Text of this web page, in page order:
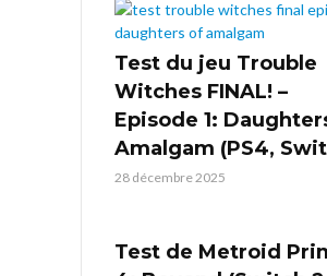
Test du jeu Trouble
Witches FINAL! –
Episode 1:
Amalgam (PS4,
28 décembre 2025
Test de Metroid